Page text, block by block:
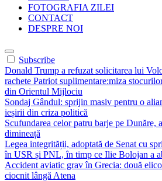
FOTOGRAFIA ZILEI
CONTACT
DESPRE NOI
Subscribe
Donald Trump a refuzat solicitarea lui
rachete Patriot suplimentare:miza
din Orientul Mijlociu
Sondaj Gândul: sprijin masiv pentru o
ieșirii din criza politică
Scufundarea celor patru barje pe Dunăre,
dimineață
Legea integrității, adoptată de Senat cu
în USR și PNL, în timp ce Ilie Bolojan a
Accident aviatic grav în Grecia: două
ciocnit lângă Atena